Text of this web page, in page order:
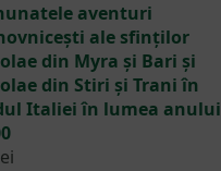
aventuri
ale sfinților
din Myra și Bari și
din Stiri și Trani în
Italiei în lumea anului